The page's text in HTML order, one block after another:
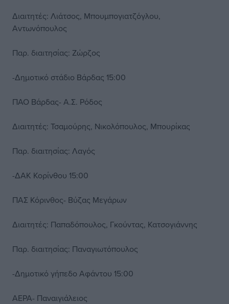
Διαιτητές: Λιάτσος, Μπουμπογιατζόγλου,
Αντωνόπουλος
Παρ. διαιτησίας: Ζώρζος
-Δημοτικό στάδιο Βάρδας 15:00
ΠΑΟ Βάρδας- Α.Σ. Ρόδος
Διαιτητές: Τσαμούρης, Νικολόπουλος, Μπουρίκας
Παρ. διαιτησίας: Λαγός
-ΔΑΚ Κορίνθου 15:00
ΠΑΣ Κόρινθος- Βύζας Μεγάρων
Διαιτητές: Παπαδόπουλος, Γκούντας, Κατσογιάννης
Παρ. διαιτησίας: Παναγιωτόπουλος
-Δημοτικό γήπεδο Αφάντου 15:00
ΑΕΡΑ- Παναιγιάλειος